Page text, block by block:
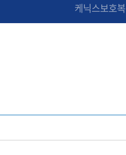
케닉스보호복